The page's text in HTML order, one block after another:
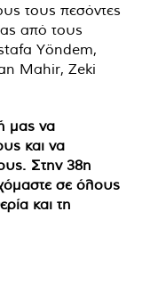
τους πεσόντες
από τους
Yöndem,
Mahir, Zeki
μας να
και να
Στην 38η
σε όλους
και τη